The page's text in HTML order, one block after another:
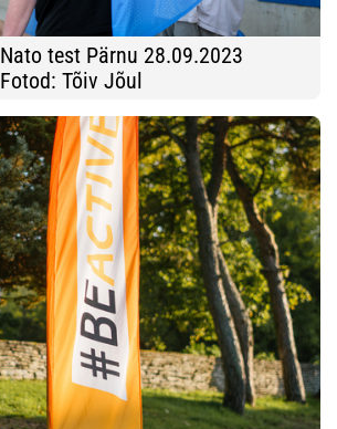
Nato test Pärnu 28.09.2023
Fotod: Tõiv Jõul